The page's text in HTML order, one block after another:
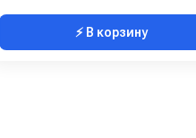
⚡ В корзину